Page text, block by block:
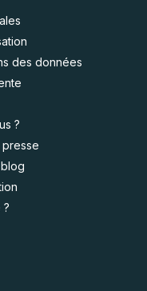
des données
?
presse
?